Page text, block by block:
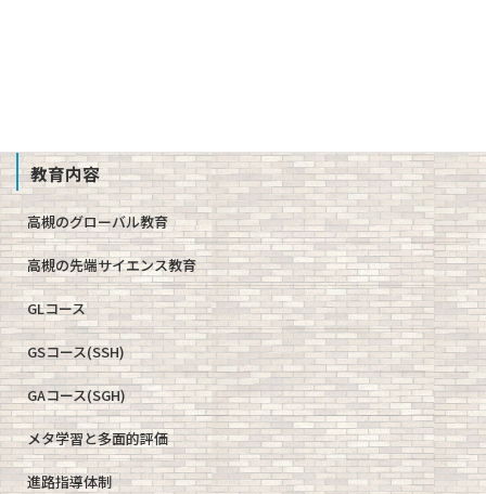
教育内容
高槻のグローバル教育
高槻の先端サイエンス教育
GLコース
GSコース(SSH)
GAコース(SGH)
メタ学習と多面的評価
進路指導体制